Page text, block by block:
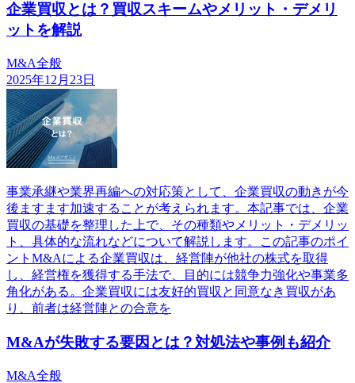
企業買収とは？買収スキームやメリット・デメリ
ットを解説
M&A全般
2025年12月23日
事業承継や業界再編への対応策として、企業買収の動きが今
後ますます加速することが考えられます。本記事では、企業
買収の基礎を整理した上で、その種類やメリット・デメリッ
ト、具体的な流れなどについて解説します。この記事のポイ
ントM&Aによる企業買収は、経営陣が他社の株式を取得
し、経営権を獲得する手法で、目的には競争力強化や事業多
角化がある。企業買収には友好的買収と同意なき買収があ
り、前者は経営陣との合意を
M&Aが失敗する要因とは？対処法や事例も紹介
M&A全般